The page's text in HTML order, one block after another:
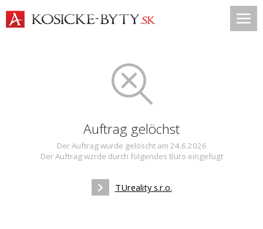
Auftrag gelöchst
Der Auftrag wurde gelöscht am 24.6.2026
Der Auftrag wzrde durch folgendes Büro eingefügt
TUreality s.r.o.